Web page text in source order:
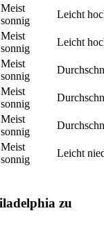
Meist
sonnig
Leicht
Meist
sonnig
Leicht
Meist
sonnig
Meist
sonnig
Meist
sonnig
Meist
sonnig
Leicht
zu